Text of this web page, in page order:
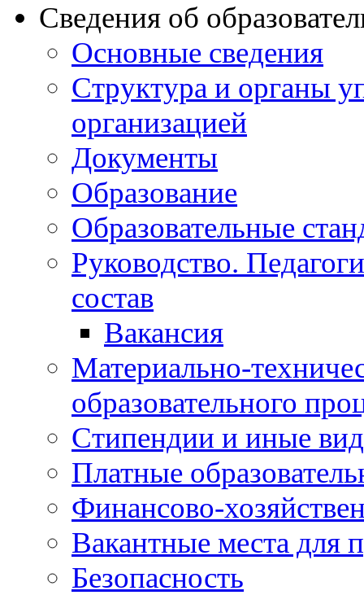
Сведения об
Основные сведения
Структура и органы
организацией
Документы
Образование
Образовательные
Руководство.
состав
Вакансия
Материально-
образовательного
Стипендии и иные
Платные
Финансово-
Вакантные места для
Безопасность